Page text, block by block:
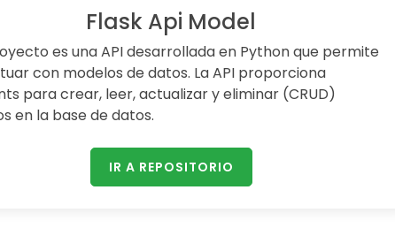
Flask Api Model
es una API desarrollada en Python que permite
con modelos de datos. La API proporciona
para crear, leer, actualizar y eliminar (CRUD)
en la base de datos.
IR A REPOSITORIO